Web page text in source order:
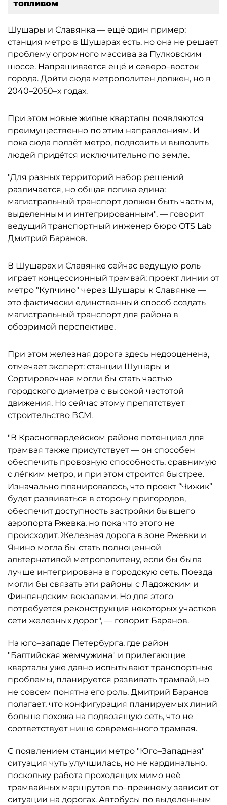
топливом
Шушары и Славянка — ещё один пример:
станция метро в Шушарах есть, но она не решает
проблему огромного массива за Пулковским
шоссе. Напрашивается ещё и северо–восток
города. Дойти сюда метрополитен должен, но в
2040–2050–х годах.
При этом новые жилые кварталы появляются
преимущественно по этим направлениям. И
пока сюда ползёт метро, подвозить и вывозить
людей придётся исключительно по земле.
"Для разных территорий набор решений
различается, но общая логика едина:
магистральный транспорт должен быть частым,
выделенным и интегрированным", — говорит
ведущий транспортный инженер бюро OTS Lab
Дмитрий Баранов.
В Шушарах и Славянке сейчас ведущую роль
играет концессионный трамвай: проект линии от
метро "Купчино" через Шушары к Славянке —
это фактически единственный способ создать
магистральный транспорт для района в
обозримой перспективе.
При этом железная дорога здесь недооценена,
отмечает эксперт: станции Шушары и
Сортировочная могли бы стать частью
городского диаметра с высокой частотой
движения. Но сейчас этому препятствует
строительство ВСМ.
"В Красногвардейском районе потенциал для
трамвая также присутствует — он способен
обеспечить провозную способность, сравнимую
с лёгким метро, и при этом строится быстрее.
Изначально планировалось, что проект “Чижик”
будет развиваться в сторону пригородов,
обеспечит доступность застройки бывшего
аэропорта Ржевка, но пока что этого не
происходит. Железная дорога в зоне Ржевки и
Янино могла бы стать полноценной
альтернативой метрополитену, если бы была
лучше интегрирована в городскую сеть. Поезда
могли бы связать эти районы с Ладожским и
Финляндским вокзалами. Но для этого
потребуется реконструкция некоторых участков
сети железных дорог", — говорит Баранов.
На юго–западе Петербурга, где район
"Балтийская жемчужина" и прилегающие
кварталы уже давно испытывают транспортные
проблемы, планируется развивать трамвай, но
не совсем понятна его роль. Дмитрий Баранов
полагает, что конфигурация планируемых линий
больше похожа на подвозящую сеть, что не
соответствует нише современного трамвая.
С появлением станции метро "Юго–Западная"
ситуация чуть улучшилась, но не кардинально,
поскольку работа проходящих мимо неё
трамвайных маршрутов по–прежнему зависит от
ситуации на дорогах. Автобусы по выделенным